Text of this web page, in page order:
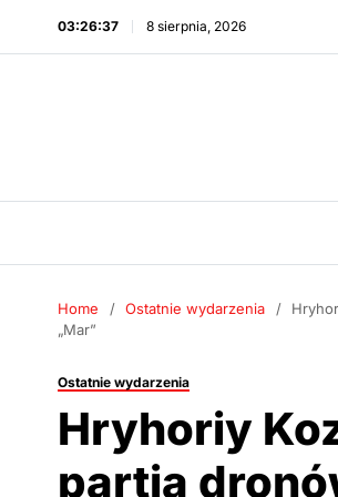
03:26:39 8 sierpnia, 2026
Home Ostatnie wydarzenia
„Mar”
Ostatnie wydarzenia
Hryhoriy
partia